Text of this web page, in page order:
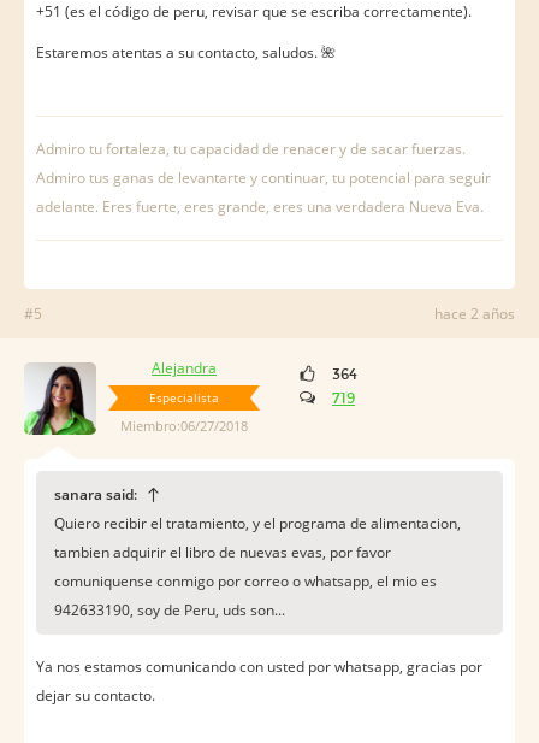
+51 (es el código de peru, revisar que se escriba correctamente).
Estaremos atentas a su contacto, saludos. 🌺
Admiro tu fortaleza, tu capacidad de renacer y de sacar fuerzas.
Admiro tus ganas de levantarte y continuar, tu potencial para seguir
adelante. Eres fuerte, eres grande, eres una verdadera Nueva Eva.
#5 hace 2 años
Alejandra
Especialista
Miembro:06/27/2018
364
719
sanara said:
Quiero recibir el tratamiento, y el programa de alimentacion,
tambien adquirir el libro de nuevas evas, por favor
comuniquense conmigo por correo o whatsapp, el mio es
942633190, soy de Peru, uds son...
Ya nos estamos comunicando con usted por whatsapp, gracias por
dejar su contacto.